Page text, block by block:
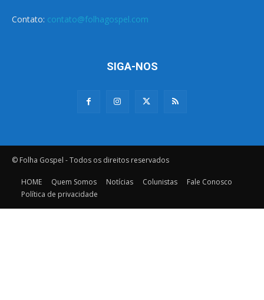
Contato: contato@folhagospel.com
SIGA-NOS
© Folha Gospel - Todos os direitos reservados
HOME Quem Somos Notícias Colunistas
Fale Conosco
Política de privacidade